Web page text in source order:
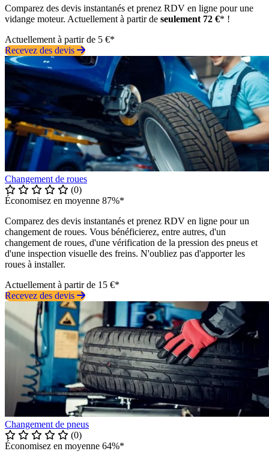
Comparez des devis instantanés et prenez RDV en ligne pour une
vidange moteur. Actuellement à partir de seulement 72 €* !
Actuellement à partir de 5 €*
Recevez des devis
Changement de roues
(0)
Économisez en moyenne 87%*
Comparez des devis instantanés et prenez RDV en ligne pour un
changement de roues. Vous bénéficierez, entre autres, d'un
changement de roues, d'une vérification de la pression des pneus et
d'une inspection visuelle des freins. N'oubliez pas d'apporter les
roues à installer.
Actuellement à partir de 15 €*
Recevez des devis
Changement de pneus
(0)
Économisez en moyenne 64%*